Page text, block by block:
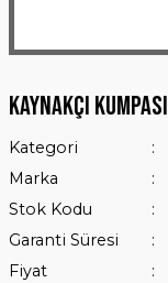
Kaynakçı Kumpası
Kategori
Marka
Stok Kodu
Garanti Süresi
Fiyat